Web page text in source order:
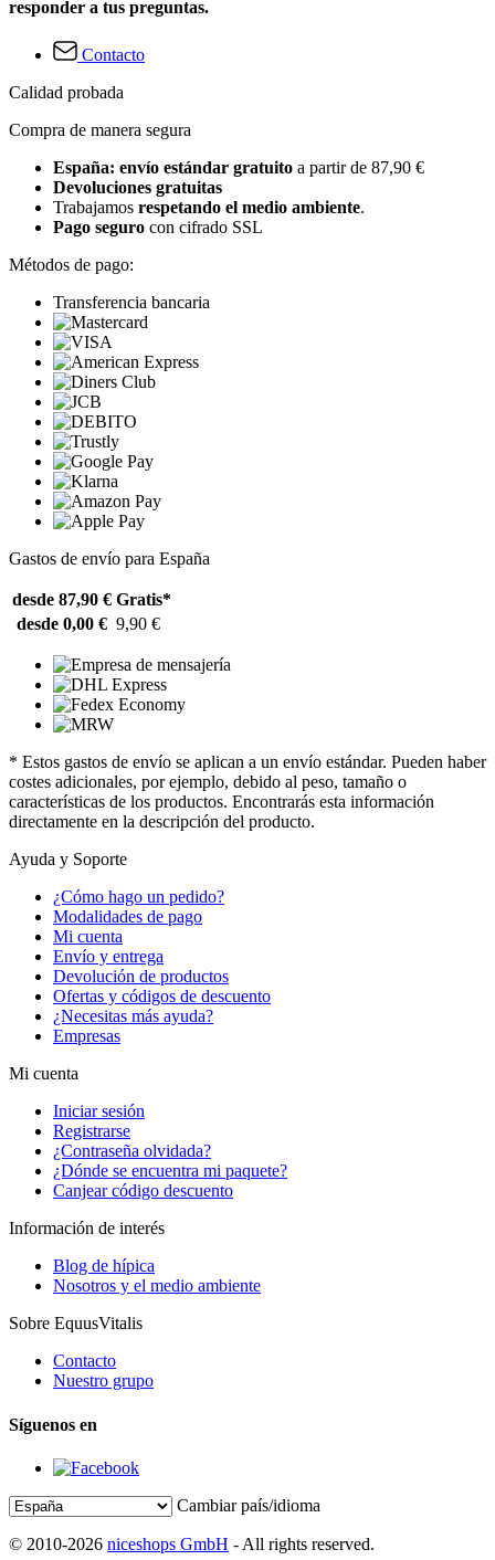
responder a tus preguntas.
Contacto
Calidad probada
Compra de manera segura
España: envío estándar gratuito a partir de 87,90 €
Devoluciones gratuitas
Trabajamos respetando el medio ambiente.
Pago seguro con cifrado SSL
Métodos de pago:
Transferencia bancaria
Gastos de envío para España
desde 87,90 € Gratis*
desde 0,00 € 9,90 €
* Estos gastos de envío se aplican a un envío estándar. Pueden haber
costes adicionales, por ejemplo, debido al peso, tamaño o
características de los productos. Encontrarás esta información
directamente en la descripción del producto.
Ayuda y Soporte
¿Cómo hago un pedido?
Modalidades de pago
Mi cuenta
Envío y entrega
Devolución de productos
Ofertas y códigos de descuento
¿Necesitas más ayuda?
Empresas
Mi cuenta
Iniciar sesión
Registrarse
¿Contraseña olvidada?
¿Dónde se encuentra mi paquete?
Canjear código descuento
Información de interés
Blog de hípica
Nosotros y el medio ambiente
Sobre EquusVitalis
Contacto
Nuestro grupo
Síguenos en
Cambiar país/idioma
© 2010-2026 niceshops GmbH - All rights reserved.